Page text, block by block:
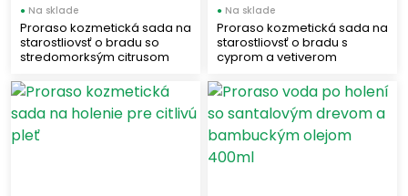
● Na sklade
Proraso kozmetická sada na
starostliovsť o bradu so
stredomorksým citrusom
● Na sklade
Proraso kozmetická sada na
starostliovsť o bradu s
cyprom a vetiverom